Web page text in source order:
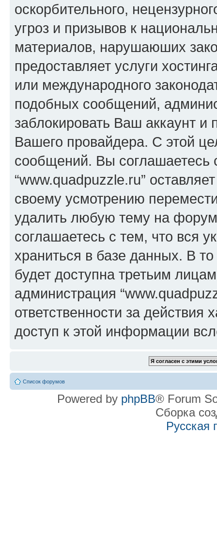
оскорбительного,
угроз и призывов к
материалов, нарушаюших
предоставляет услуги
или международного
подобных сообщений,
заблокировать Ваш аккаунт и
Вашего провайдера. С этой
сообщений. Вы соглашаетесь
“www.quadpuzzle.ru”
своему усмотрению
удалить любую тему на
соглашаетесь с тем, что вся
храниться в базе данных. В
будет доступна третьим
администрация
ответственности за действия
доступ к этой информации
Список форумов
Powered by phpBB® Forum
Сборка
Русская